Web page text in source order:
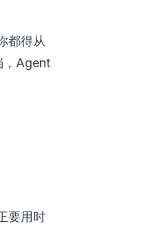
都得从
，Agent
要用时